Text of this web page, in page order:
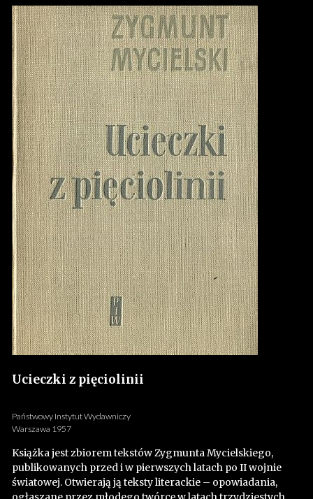
Ucieczki z pięciolinii
Państwowy Instytut Wydawniczy
Warszawa 1957
Książka jest zbiorem tekstów Zygmunta Mycielskiego,
publikowanych przed i w pierwszych latach po II wojnie
światowej. Otwierają ją teksty literackie – opowiadania,